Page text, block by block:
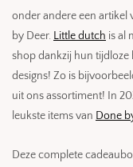
onder andere een artikel
by Deer. Little dutch is al
shop dankzij hun tijdloze
designs! Zo is
uit ons assortiment! In
leukste items van Done
Deze complete